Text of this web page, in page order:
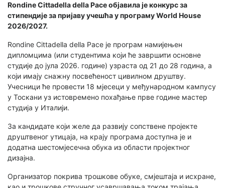
Rondine Cittadella della Pace објавила је конкурс за
стипендије за пријаву учешћа у програму World House
2026/2027.
Rondine Cittadella della Pace je програм намијењен
дипломцима (или студентима који ће завршити основне
студије до јула 2026. године) узраста од 21 до 28 година, а
који имају снажну посвећеност цивилном друштву.
Учесници ће провести 18 мјесеци у међународном кампусу
у Тоскани уз истовремено похађање прве године мастер
студија у Италији.
За кандидате који желе да развију сопствене пројекте
друштвеног утицаја, на крају програма доступна је и
додатна шестомјесечна обука из области пројектног
дизајна.
Организатор покрива трошкове обуке, смјештаја и исхране,